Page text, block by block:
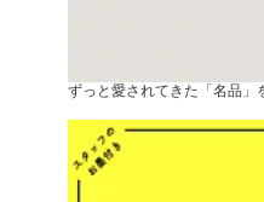
ずっと愛されてきた「名品」